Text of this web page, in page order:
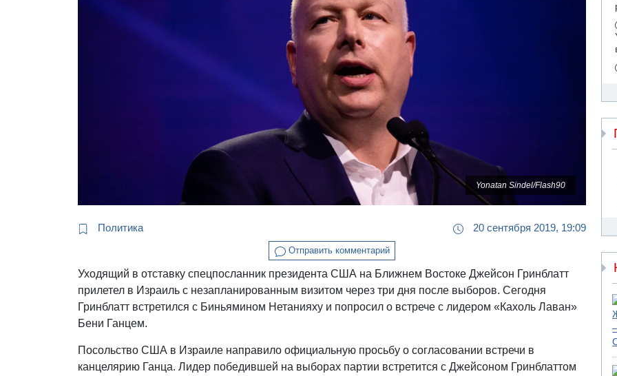
Yonatan Sindel/Flash90
Политика 20 сентября 2019, 19:09
Отправить комментарий
Уходящий в отставку спецпосланник президента США на Ближнем Востоке Джейсон Гринблатт
прилетел в Израиль с незапланированным визитом через три дня после выборов. Сегодня
Гринблатт встретился с Биньямином Нетанияху и попросил о встрече с лидером «Кахоль Лаван»
Бени Ганцем.
Посольство США в Израиле направило официальную просьбу о согласовании встречи в
канцелярию Ганца. Лидер победившей на выборах партии встретится с Джейсоном Гринблаттом